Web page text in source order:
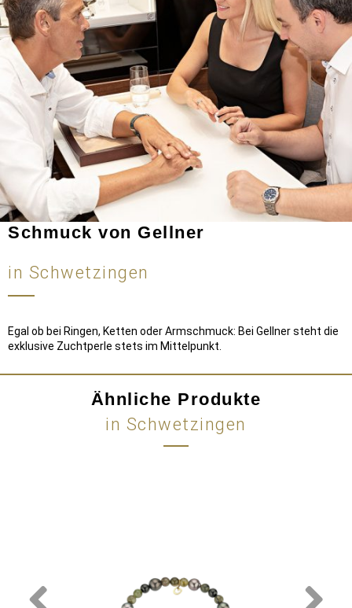
Schmuck von Gellner
in Schwetzingen
Egal ob bei Ringen, Ketten oder Armschmuck: Bei Gellner steht die
exklusive Zuchtperle stets im Mittelpunkt.
Ähnliche Produkte
in Schwetzingen